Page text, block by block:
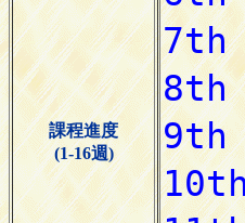
課程進度
(1-16週)